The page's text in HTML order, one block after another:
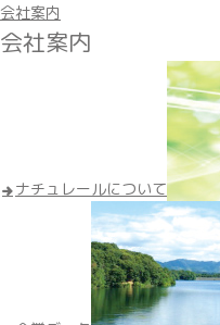
会社案内
会社案内
ナチュレールについて